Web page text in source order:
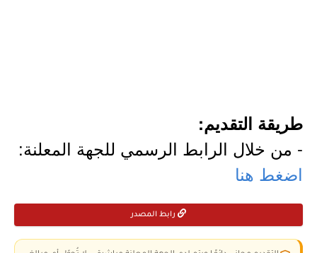
طريقة التقديم:
- من خلال الرابط الرسمي للجهة المعلنة:
اضغط هنا
رابط المصدر